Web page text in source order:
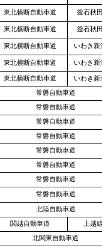
東北横断自動車道 釜石秋
東北横断自動車道 釜石秋
東北横断自動車道 いわき新
東北横断自動車道 いわき新
東北横断自動車道 いわき新
常磐自動車道
常磐自動車道
常磐自動車道
常磐自動車道
常磐自動車道
常磐自動車道
常磐自動車道
常磐自動車道
北陸自動車道
関越自動車道 上越
北関東自動車道